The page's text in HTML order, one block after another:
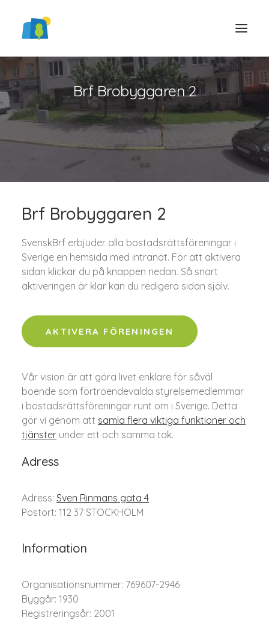
Brf Brobyggaren 2
Brf Brobyggaren 2
SvenskBrf erbjuder alla bostadsrättsföreningar i
Sverige en hemsida med intranät. För att aktivera
sidan klickar du på knappen nedan. Så snart
aktiveringen är klar kan du redigera sidan själv.
AKTIVERA FÖRENINGEN
Vår vision är att göra livet enklare för såväl
boende som förtroendevalda styrelsemedlemmar
i bostadsrättsföreningar runt om i Sverige. Detta
gör vi genom att samla flera viktiga funktioner och
tjänster under ett och samma tak.
Adress
Adress: Sven Rinmans gata 4
Postort: 112 37 STOCKHOLM
Information
Organisationsnummer: 769607-2946
Byggår: 1930
Registreringsår: 2001